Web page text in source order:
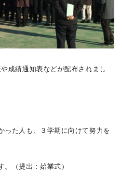
成績通知表などが配布されまし
った人も、３学期に向けて努力を
。（提出：始業式）